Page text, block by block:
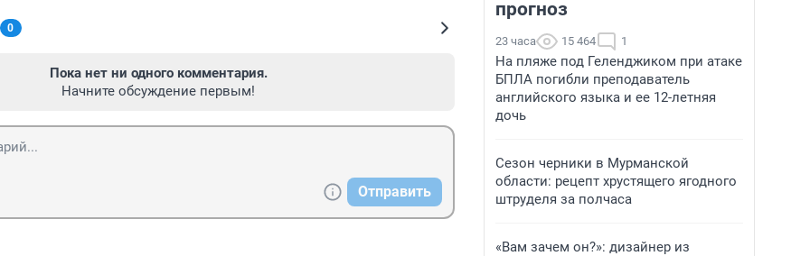
0
Пока нет ни одного комментария.
Начните обсуждение первым!
Отправить
прогноз
23 часа 15 464 1
На пляже под Геленджиком при атаке
БПЛА погибли преподаватель
английского языка и ее 12-летняя
дочь
Сезон черники в Мурманской
области: рецепт хрустящего ягодного
штруделя за полчаса
«Вам зачем он?»: дизайнер из